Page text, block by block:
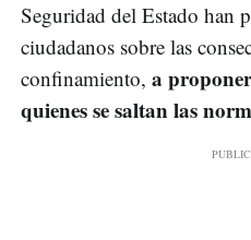
Seguridad del Estado han
ciudadanos sobre las
confinamiento, a
quienes se saltan las